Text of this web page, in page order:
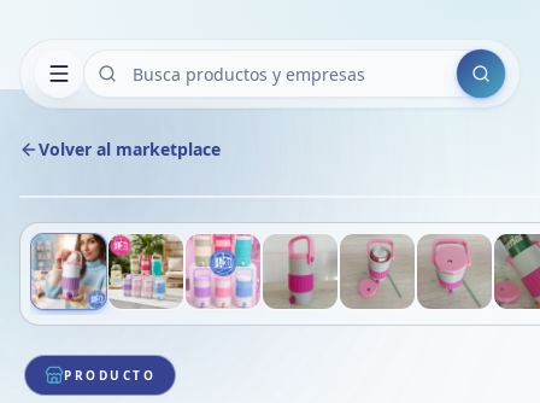
Buscar
Volver al marketplace
1/7
PRODUCTO